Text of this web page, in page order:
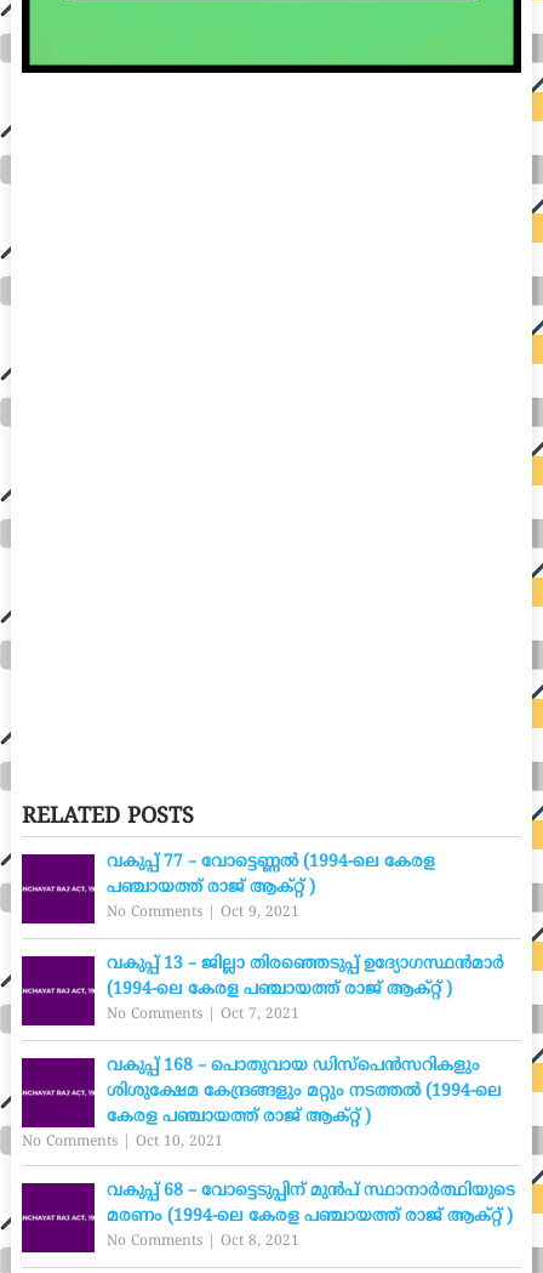
RELATED POSTS
വകുപ്പ് 77 – വോട്ടെണ്ണൽ (1994-ലെ കേരള
പഞ്ചായത്ത് രാജ് ആക്റ്റ് )
No Comments| Oct 9, 2021
വകുപ്പ് 13 – ജില്ലാ തിരഞ്ഞെടുപ്പ് ഉദ്യോഗസ്ഥൻമാർ
(1994-ലെ കേരള പഞ്ചായത്ത് രാജ് ആക്റ്റ് )
No Comments| Oct 7, 2021
വകുപ്പ് 168 – പൊതുവായ ഡിസ്പെൻസറികളും
ശിശുക്ഷേമ കേന്ദ്രങ്ങളും മറ്റും നടത്തൽ (1994-ലെ
കേരള പഞ്ചായത്ത് രാജ് ആക്റ്റ് )
No Comments| Oct 10, 2021
വകുപ്പ് 68 – വോട്ടെടുപ്പിന് മുൻപ് സ്ഥാനാർത്ഥിയുടെ
മരണം (1994-ലെ കേരള പഞ്ചായത്ത് രാജ് ആക്റ്റ് )
No Comments| Oct 8, 2021